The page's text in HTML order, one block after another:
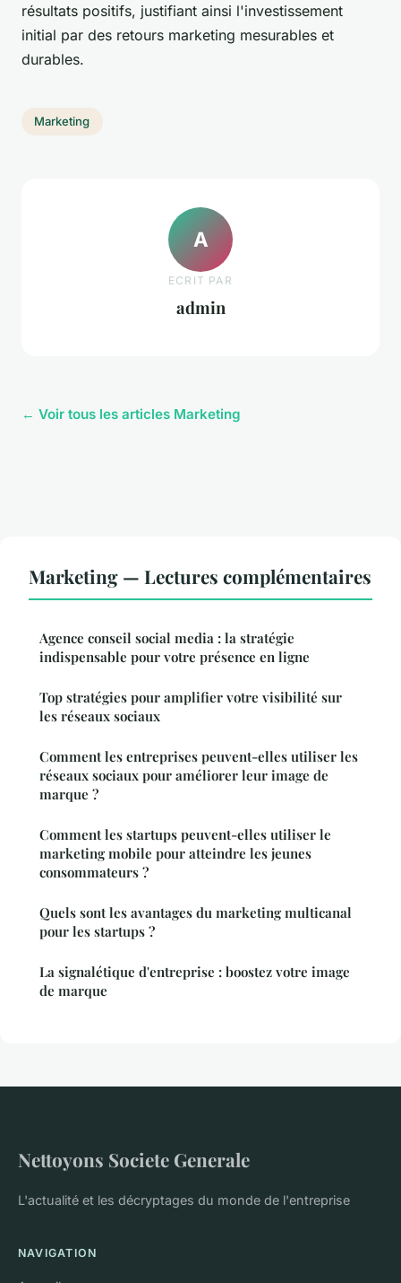
résultats positifs, justifiant ainsi l'investissement
initial par des retours marketing mesurables et
durables.
Marketing
A
ECRIT PAR
admin
← Voir tous les articles Marketing
Marketing — Lectures complémentaires
Agence conseil social media : la stratégie
indispensable pour votre présence en ligne
Top stratégies pour amplifier votre visibilité sur
les réseaux sociaux
Comment les entreprises peuvent-elles utiliser les
réseaux sociaux pour améliorer leur image de
marque ?
Comment les startups peuvent-elles utiliser le
marketing mobile pour atteindre les jeunes
consommateurs ?
Quels sont les avantages du marketing multicanal
pour les startups ?
La signalétique d'entreprise : boostez votre image
de marque
Nettoyons Societe Generale
L'actualité et les décryptages du monde de l'entreprise
NAVIGATION